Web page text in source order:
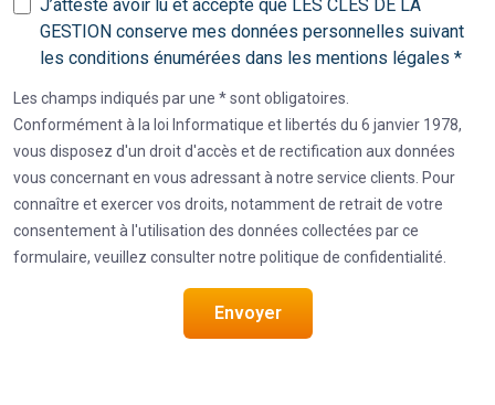
J’atteste avoir lu et accepte que LES CLES DE LA
GESTION conserve mes données personnelles suivant
les conditions énumérées dans les mentions légales *
Les champs indiqués par une * sont obligatoires.
Conformément à la loi Informatique et libertés du 6 janvier 1978,
vous disposez d'un droit d'accès et de rectification aux données
vous concernant en vous adressant à notre service clients. Pour
connaître et exercer vos droits, notamment de retrait de votre
consentement à l'utilisation des données collectées par ce
formulaire, veuillez consulter notre politique de confidentialité.
Envoyer